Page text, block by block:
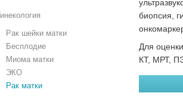
Гинекология
Рак шейки матки
Бесплодие
Миома матки
ЭКО
Рак матки
биопсия,
Для
КТ, МРТ,